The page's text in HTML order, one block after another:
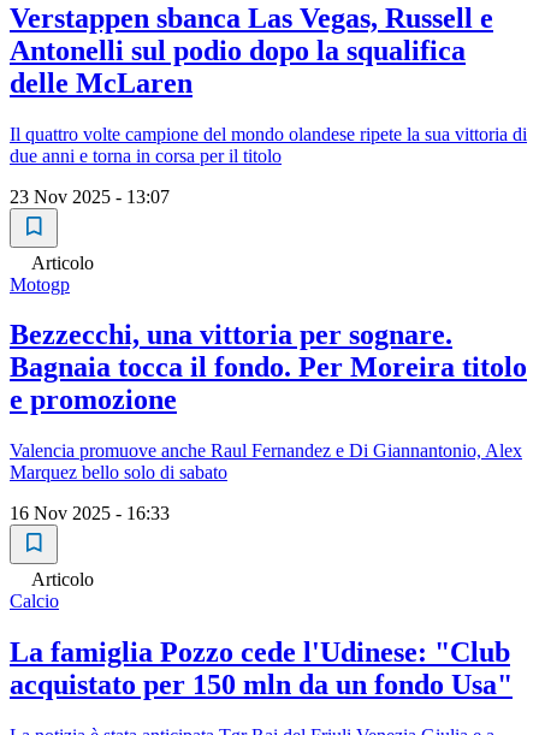
Verstappen sbanca Las Vegas, Russell e
Antonelli sul podio dopo la squalifica
delle McLaren
Il quattro volte campione del mondo olandese ripete la sua vittoria di
due anni e torna in corsa per il titolo
23 Nov 2025 - 13:07
Articolo
Motogp
Bezzecchi, una vittoria per sognare.
Bagnaia tocca il fondo. Per Moreira titolo
e promozione
Valencia promuove anche Raul Fernandez e Di Giannantonio, Alex
Marquez bello solo di sabato
16 Nov 2025 - 16:33
Articolo
Calcio
La famiglia Pozzo cede l'Udinese: "Club
acquistato per 150 mln da un fondo Usa"